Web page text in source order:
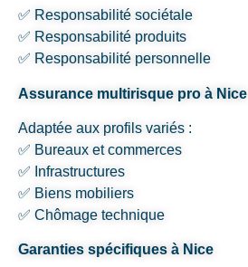
✅ Responsabilité sociétale
✅ Responsabilité produits
✅ Responsabilité personnelle
Assurance multirisque pro à Nice
Adaptée aux profils variés :
✅ Bureaux et commerces
✅ Infrastructures
✅ Biens mobiliers
✅ Chômage technique
Garanties spécifiques à Nice